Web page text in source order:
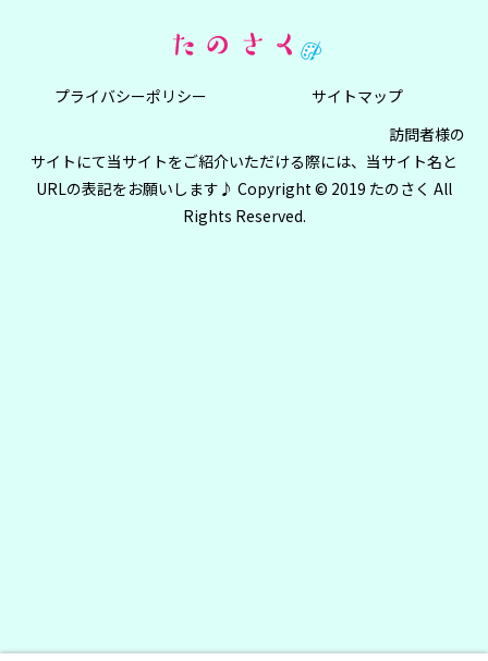
プライバシーポリシー
サイトマップ
訪問者様の
サイトにて当サイトをご紹介いただける際には、当サイト名と
URLの表記をお願いします♪ Copyright © 2019 たのさく All
Rights Reserved.